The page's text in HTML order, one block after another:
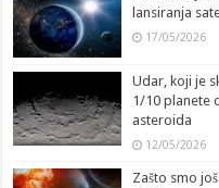
lansiranja
17/05/2026
Udar, koji je
1/10 planete
asteroida
12/05/2026
Zašto smo